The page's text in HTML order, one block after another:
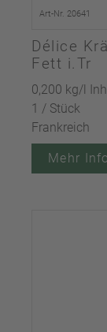
Art-Nr. 20641
Délice
Fett i.Tr
0,200 kg/l
1 / Stück
Frankreich
Mehr